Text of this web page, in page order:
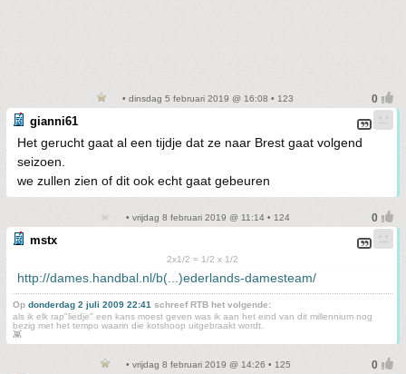
• dinsdag 5 februari 2019 @ 16:08 • 123
gianni61
Het gerucht gaat al een tijdje dat ze naar Brest gaat volgend
seizoen.
we zullen zien of dit ook echt gaat gebeuren
• vrijdag 8 februari 2019 @ 11:14 • 124
mstx
2x1/2 = 1/2 x 1/2
http://dames.handbal.nl/b(...)ederlands-damesteam/
Op donderdag 2 juli 2009 22:41 schreef RTB het volgende:
als ik elk rap"liedje" een kans moest geven was ik aan het eind van dit millennium nog
bezig met het tempo waarin die kotshoop uitgebraakt wordt.
👾
• vrijdag 8 februari 2019 @ 14:26 • 125